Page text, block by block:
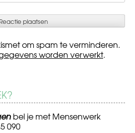
om spam te verminderen.
worden verwerkt.
bel je met Mensenwerk
090